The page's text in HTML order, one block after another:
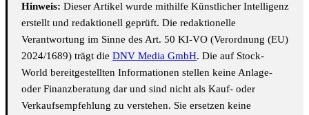
Hinweis: Dieser Artikel wurde mithilfe Künstlicher Intelligenz
erstellt und redaktionell geprüft. Die redaktionelle
Verantwortung im Sinne des Art. 50 KI-VO (Verordnung (EU)
2024/1689) trägt die DNV Media GmbH. Die auf Stock-
World bereitgestellten Informationen stellen keine Anlage-
oder Finanzberatung dar und sind nicht als Kauf- oder
Verkaufsempfehlung zu verstehen. Sie ersetzen keine